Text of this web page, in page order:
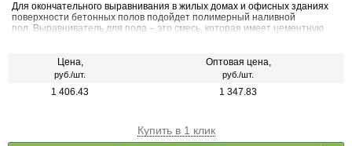
Для окончательного выравнивания в жилых домах и офисных зданиях
поверхности бетонных полов подойдет полимерный наливной
пол. Выравниватель для пола – это смесь, которая имеет цементную
Цена,
руб./шт.
Оптовая цена,
руб./шт.
1 406.43 1 347.83
Купить в 1 клик